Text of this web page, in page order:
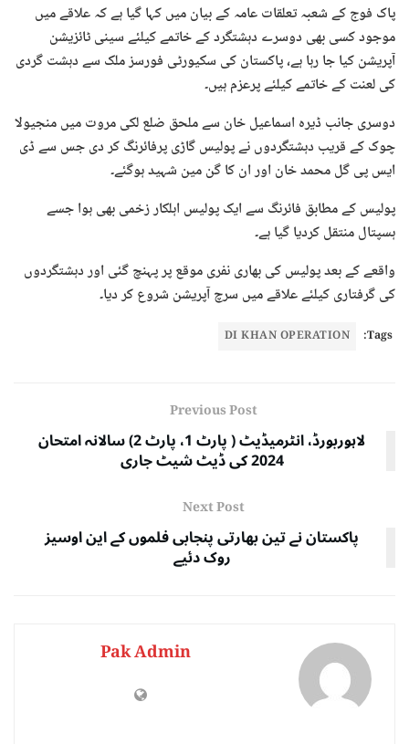
پاک فوج کے شعبہ تعلقات عامہ کے بیان میں کہا گیا ہے کہ علاقے میں
موجود کسی بھی دوسرے دہشتگرد کے خاتمے کیلئے سینی ٹائزیشن
آپریشن کیا جا رہا ہے، پاکستان کی سکیورٹی فورسز ملک سے دہشت گردی
کی لعنت کے خاتمے کیلئے پرعزم ہیں۔
دوسری جانب ڈیرہ اسماعیل خان سے ملحق ضلع لکی مروت میں منجیولا
چوک کے قریب دہشتگردوں نے پولیس گاڑی پرفائرنگ کر دی جس سے ڈی
ایس پی گل محمد خان اور ان کا گن مین شہید ہوگئے۔
پولیس کے مطابق فائرنگ سے ایک پولیس اہلکار زخمی بھی ہوا جسے
ہسپتال منتقل کردیا گیا ہے۔
واقعے کے بعد پولیس کی بھاری نفری موقع پر پہنچ گئی اور دہشتگردوں
کی گرفتاری کیلئے علاقے میں سرچ آپریشن شروع کر دیا۔
Tags:
DI KHAN OPERATION
Previous Post
لاہوربورڈ، انٹرمیڈیٹ ( پارٹ 1، پارٹ 2) سالانہ امتحان
2024 کی ڈیٹ شیٹ جاری
Next Post
پاکستان نے تین بھارتی پنجابی فلموں کے این اوسیز
روک دئیے
Pak Admin